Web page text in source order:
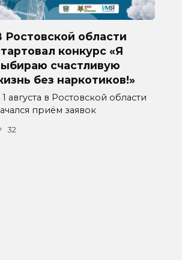
Ростовской области
конкурс «Я
счастливую
без наркотиков!»
1 августа в Ростовской области
приём заявок
32